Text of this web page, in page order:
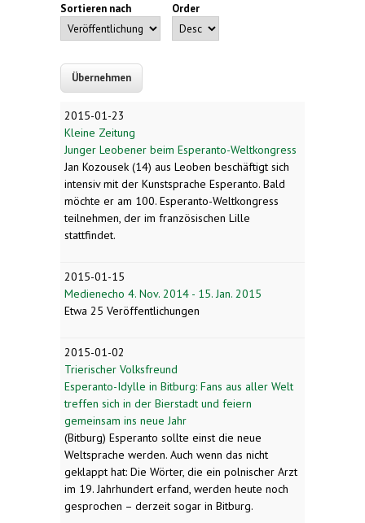
Sortieren nach Order
2015-01-23
Kleine Zeitung
Junger Leobener beim Esperanto-Weltkongress
Jan Kozousek (14) aus Leoben beschäftigt sich
intensiv mit der Kunstsprache Esperanto. Bald
möchte er am 100. Esperanto-Weltkongress
teilnehmen, der im französischen Lille
stattfindet.
2015-01-15
Medienecho 4. Nov. 2014 - 15. Jan. 2015
Etwa 25 Veröffentlichungen
2015-01-02
Trierischer Volksfreund
Esperanto-Idylle in Bitburg: Fans aus aller Welt
treffen sich in der Bierstadt und feiern
gemeinsam ins neue Jahr
(Bitburg) Esperanto sollte einst die neue
Weltsprache werden. Auch wenn das nicht
geklappt hat: Die Wörter, die ein polnischer Arzt
im 19. Jahrhundert erfand, werden heute noch
gesprochen – derzeit sogar in Bitburg.